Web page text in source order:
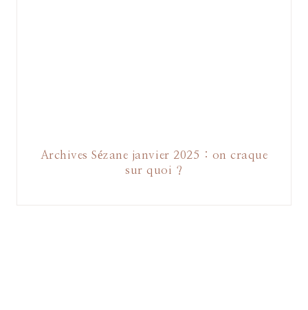
Archives Sézane janvier 2025 : on craque
sur quoi ?